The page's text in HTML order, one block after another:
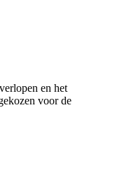
en het
voor de